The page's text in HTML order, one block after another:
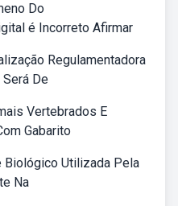
Do
é Incorreto Afirmar
Regulamentadora
De
Vertebrados E
Gabarito
Biológico Utilizada Pela
Na